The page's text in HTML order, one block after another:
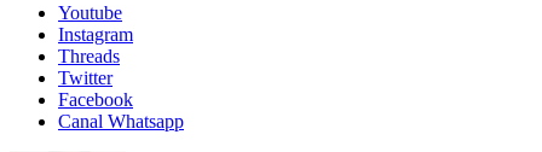
Youtube
Instagram
Threads
Twitter
Facebook
Canal Whatsapp